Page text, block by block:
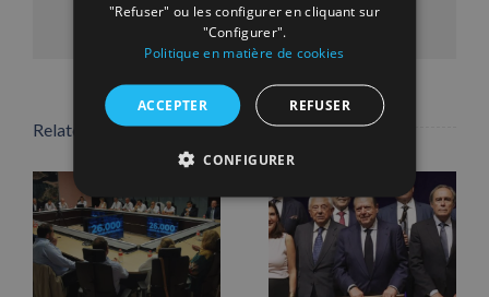
Facebook
X LinkedInWhatsApp
Pinterest
Email
Related Posts
"Refuser" ou les configurer en cliquant sur
"Configurer".
Politique en matière de cookies
ACCEPTER REFUSER
CONFIGURER